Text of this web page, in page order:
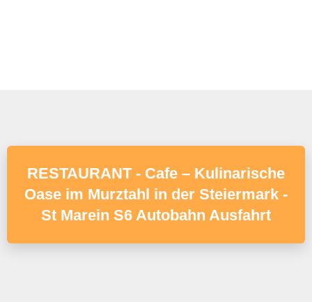
RESTAURANT - Cafe – Kulinarische
Oase im Murztahl in der Steiermark -
St Marein S6 Autobahn Ausfahrt